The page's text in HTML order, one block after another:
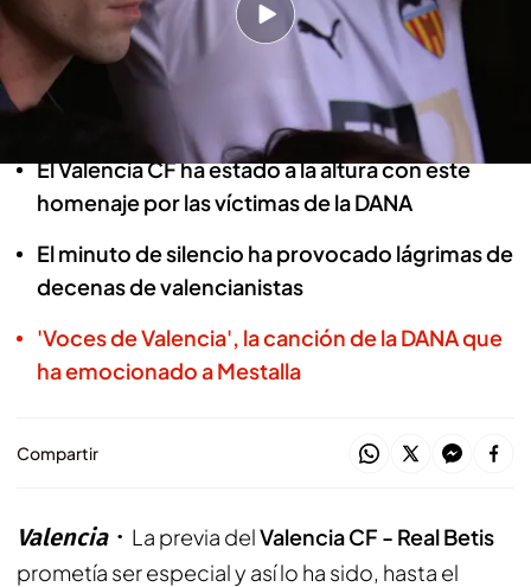
Xema Tarazona
23 NOV 2024 - 14:12h.
El Valencia CF ha estado a la altura con este
homenaje por las víctimas de la DANA
El minuto de silencio ha provocado lágrimas de
decenas de valencianistas
'Voces de Valencia', la canción de la DANA que
ha emocionado a Mestalla
Compartir
Valencia La previa delValencia CF - Real Betis
prometía ser especial y así lo ha sido, hasta el